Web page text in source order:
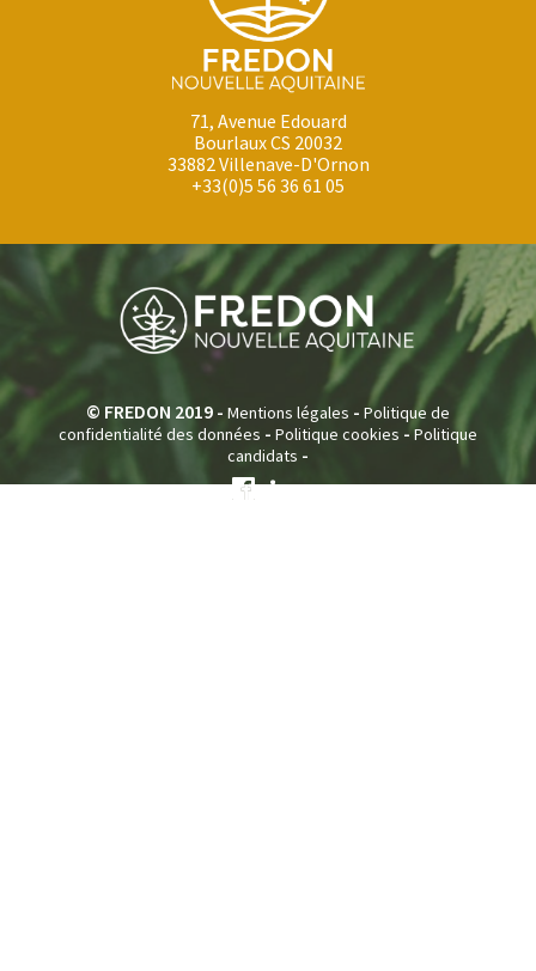
71, Avenue Edouard
Bourlaux CS 20032
33882 Villenave-D'Ornon
+33(0)5 56 36 61 05
© FREDON 2019 - Mentions légales - Politique de
confidentialité des données - Politique cookies -Politique
candidats -